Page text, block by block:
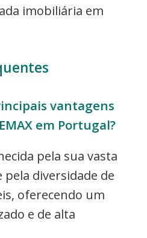
imobiliária em
vantagens
em Portugal?
pela sua vasta
pela diversidade de
oferecendo um
e de alta